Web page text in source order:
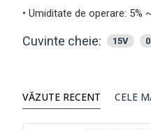
• Umiditate de operare: 5%
Cuvinte cheie: 15V
VĂZUTE RECENT CELE